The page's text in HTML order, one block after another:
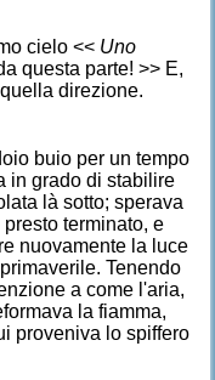
cielo << Uno
questa parte! >> E,
direzione.
buio per un tempo
in grado di stabilire
là sotto; sperava
terminato, e
nuovamente la luce
Tenendo
a come l'aria,
la fiamma,
proveniva lo spiffero